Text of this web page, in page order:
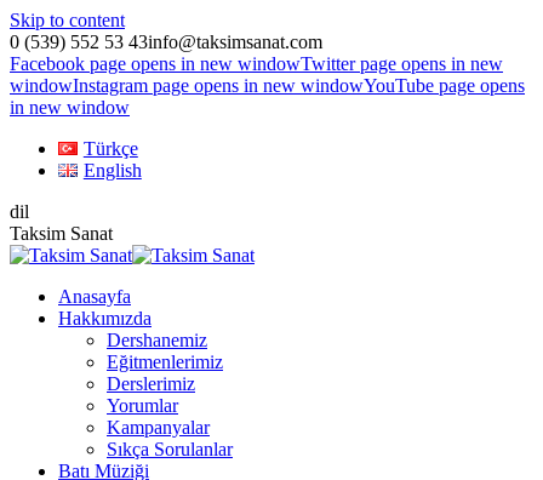
Skip to content
0 (539) 552 53 43info@taksimsanat.com
Facebook page opens in new windowTwitter page opens in new
windowInstagram page opens in new windowYouTube page opens
in new window
Türkçe
English
dil
Taksim Sanat
Anasayfa
Hakkımızda
Dershanemiz
Eğitmenlerimiz
Derslerimiz
Yorumlar
Kampanyalar
Sıkça Sorulanlar
Batı Müziği